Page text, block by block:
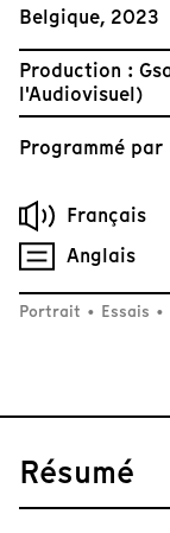
Belgique, 2023
Production :
l'Audiovisuel)
Programmé par
Français
Anglais
Portrait • Essais •
Résumé